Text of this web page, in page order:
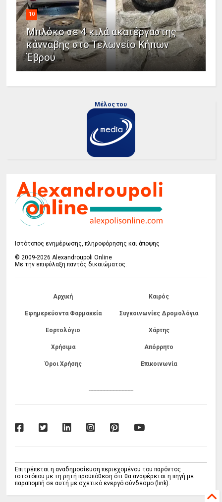
10
Μπλόκο σε 4 κιλά ακατέργαστης
κάνναβης στο Τελωνείο Κήπων
Έβρου
Μέλος του
Ιστότοπος ενημέρωσης, πληροφόρησης και άποψης
© 2009-2026 Alexandroupoli Online
Με την επιφύλαξη παντός δικαιώματος.
Αρχική Καιρός
Εφημερεύοντα Φαρμακεία Συγκοινωνίες Δρομολόγια
Εορτολόγιο Χάρτης
Χρήσιμα Απόρρητο
Όροι Χρήσης Επικοινωνία
------------------------------
Επιτρέπεται η αναδημοσίευση περιεχομένου του παρόντος
ιστοτόπου με τη ρητή προϋπόθεση ότι θα αναφέρεται η πηγή με
παραπομπή σε αυτή με σχετικό ενεργό σύνδεσμο (link).